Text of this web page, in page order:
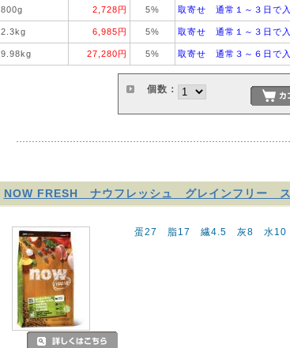
800g 2,728円 5% 取寄せ 通常１～３日で入
2.3kg 6,985円 5% 取寄せ 通常１～３日で入
9.98kg 27,280円 5% 取寄せ 通常３～６日で入
個数：
NOW FRESH ナウフレッシュ グレインフリー
蛋27 脂17 繊4.5 灰8 水10